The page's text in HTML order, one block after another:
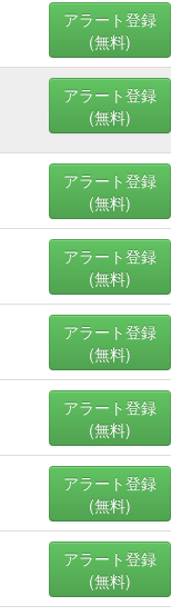
アラート登録
(無料)
アラート登録
(無料)
アラート登録
(無料)
アラート登録
(無料)
アラート登録
(無料)
アラート登録
(無料)
アラート登録
(無料)
アラート登録
(無料)